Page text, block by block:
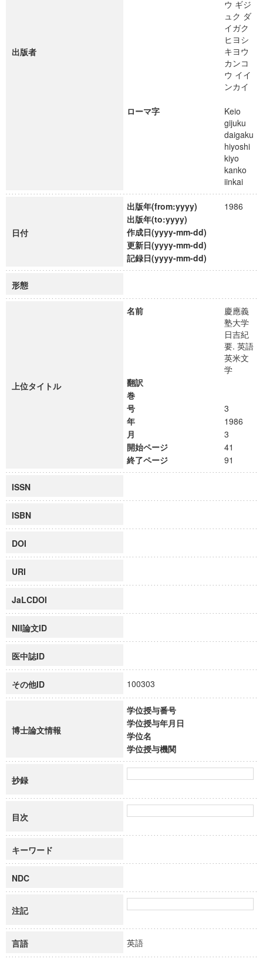
出版者
ウ ギジ
ュク ダ
イガク
ヒヨシ
キヨウ
カンコ
ウ イイ
ンカイ
ローマ字
Keio
gijuku
daigaku
hiyoshi
kiyo
kanko
iinkai
日付
出版年(from:yyyy)
1986
出版年(to:yyyy)
作成日(yyyy-mm-dd)
更新日(yyyy-mm-dd)
記録日(yyyy-mm-dd)
形態
上位タイトル
名前
慶應義
塾大学
日吉紀
要. 英語
英米文
学
翻訳
巻
号
3
年
1986
月
3
開始ページ
41
終了ページ
91
ISSN
ISBN
DOI
URI
JaLCDOI
NII論文ID
医中誌ID
その他ID 100303
博士論文情報
学位授与番号
学位授与年月日
学位名
学位授与機関
抄録
目次
キーワード
NDC
注記
言語 英語